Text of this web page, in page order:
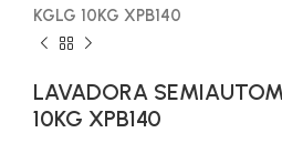
KGLG 10KG XPB140
LAVADORA
10KG XPB140